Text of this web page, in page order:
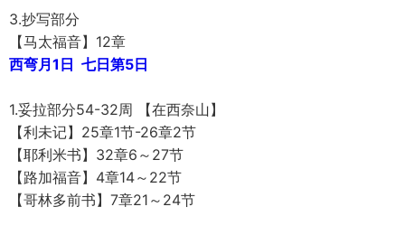
3.抄写部分
【马太福音】12章
西弯月1日 七日第5日
1.妥拉部分54-32周 【在西奈山】
【利未记】25章1节-26章2节
【耶利米书】32章6～27节
【路加福音】4章14～22节
【哥林多前书】7章21～24节